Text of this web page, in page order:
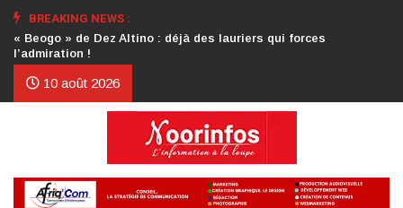
BREAKING NEWS :
Crise au CDP : l’authentification de la lettre du président
d’honneur toujours attendue
10 août 2026